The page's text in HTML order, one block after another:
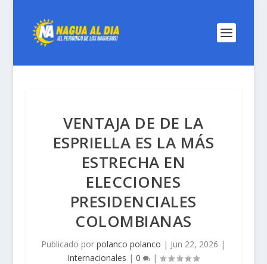
VENTAJA DE DE LA
ESPRIELLA ES LA MÁS
ESTRECHA EN
ELECCIONES
PRESIDENCIALES
COLOMBIANAS
Publicado porpolanco polanco | Jun 22, 2026 |
Internacionales |0 |